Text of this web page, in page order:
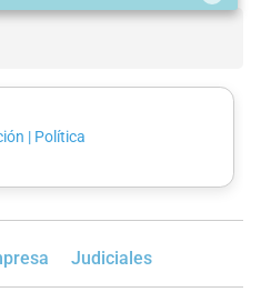
| Política
Judiciales